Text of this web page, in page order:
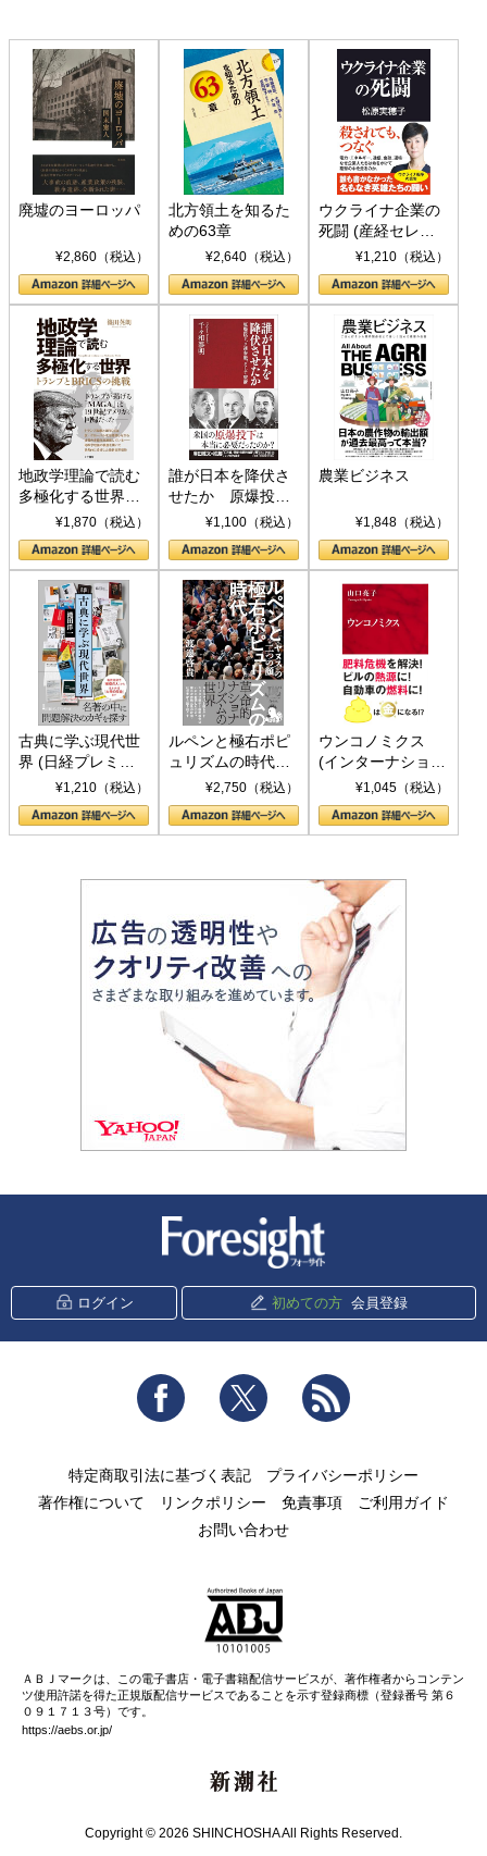
廃墟のヨーロッパ
¥2,860（税込）
北方領土を知るた
めの63章
¥2,640（税込）
ウクライナ企業の
死闘 (産経セレク
ト S 039)¥1,210（税込）
地政学理論で読む
多極化する世界：
トランプとBRICS
の挑戦
¥1,870（税込）
誰が日本を降伏さ
せたか 原爆投
下、ソ連参戦、そ
して聖断 (PHP新
書)
¥1,100（税込）
農業ビジネス
¥1,848（税込）
古典に学ぶ現代世
界 (日経プレミア
シリーズ)¥1,210（税込）
ルペンと極右ポピ
ュリズムの時代：
〈ヤヌス〉の二つ
の顔
¥2,750（税込）
ウンコノミクス
(インターナショナ
ル新書)¥1,045（税込）
ログイン 初めての方 会員登録
Facebook Twitter
特定商取引法に基づく表記
プライバシーポリシー
著作権について
リンクポリシー 免責事項
ご利用ガイド
お問い合わせ
ＡＢＪマークは、この電子書店・電子書籍配信サービスが、著作権者からコンテン
ツ使用許諾を得た正規版配信サービスであることを示す登録商標（登録番号 第６
０９１７１３号）です。
https://aebs.or.jp/
Copyright © 2026 SHINCHOSHA All Rights Reserved.